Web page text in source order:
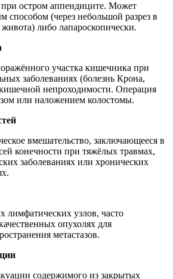
при остром аппендиците. Может
способом (через небольшой разрез в
либо лапароскопически.
участка кишечника при
заболеваниях (болезнь Крона,
непроходимости. Операция
или наложением колостомы.
вмешательство, заключающееся в
конечности при тяжёлых травмах,
заболеваниях или хронических
лимфатических узлов, часто
опухолях для
метастазов.
содержимого из закрытых